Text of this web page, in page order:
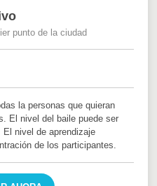
punto de la ciudad
la personas que quieran
El nivel del baile puede ser
nivel de aprendizaje
de los participantes.